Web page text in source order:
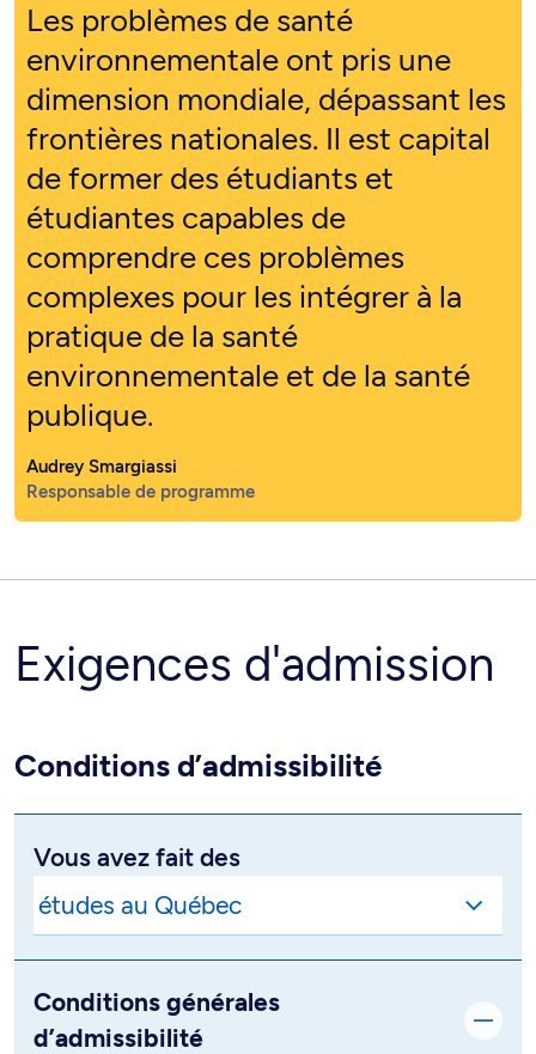
Les problèmes de santé
environnementale ont pris une
dimension mondiale, dépassant les
frontières nationales. Il est capital
de former des étudiants et
étudiantes capables de
comprendre ces problèmes
complexes pour les intégrer à la
pratique de la santé
environnementale et de la santé
publique.
Audrey Smargiassi
Responsable de programme
Exigences d'admission
Conditions d’admissibilité
Vous avez fait des
Conditions générales
d’admissibilité